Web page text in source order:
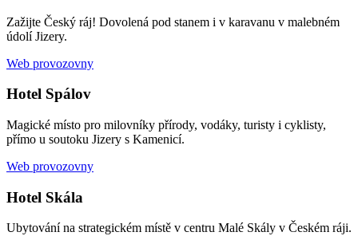
Zažijte Český ráj! Dovolená pod stanem i v karavanu v malebném
údolí Jizery.
Web provozovny
Hotel Spálov
Magické místo pro milovníky přírody, vodáky, turisty i cyklisty,
přímo u soutoku Jizery s Kamenicí.
Web provozovny
Hotel Skála
Ubytování na strategickém místě v centru Malé Skály v Českém ráji.